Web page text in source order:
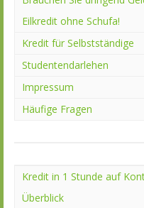
Eilkredit ohne Schufa!
Kredit für Selbstständige
Studentendarlehen
Impressum
Häufige Fragen
Kredit in 1 Stunde auf
Überblick